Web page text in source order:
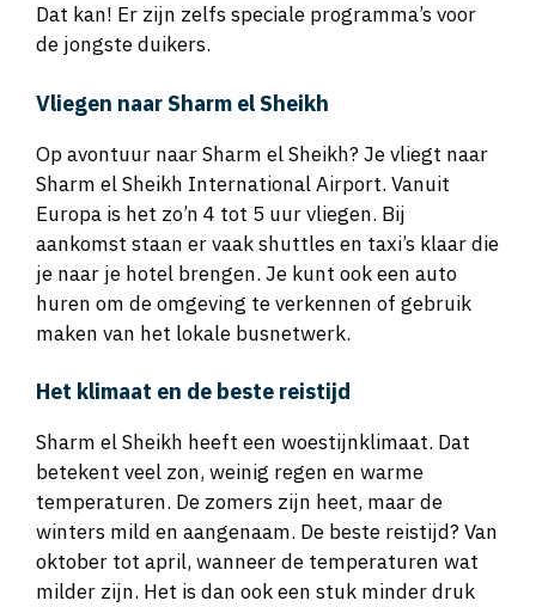
Dat kan! Er zijn zelfs speciale programma’s voor
de jongste duikers.
Vliegen naar Sharm el Sheikh
Op avontuur naar Sharm el Sheikh? Je vliegt naar
Sharm el Sheikh International Airport. Vanuit
Europa is het zo’n 4 tot 5 uur vliegen. Bij
aankomst staan er vaak shuttles en taxi’s klaar die
je naar je hotel brengen. Je kunt ook een auto
huren om de omgeving te verkennen of gebruik
maken van het lokale busnetwerk.
Het klimaat en de beste reistijd
Sharm el Sheikh heeft een woestijnklimaat. Dat
betekent veel zon, weinig regen en warme
temperaturen. De zomers zijn heet, maar de
winters mild en aangenaam. De beste reistijd? Van
oktober tot april, wanneer de temperaturen wat
milder zijn. Het is dan ook een stuk minder druk